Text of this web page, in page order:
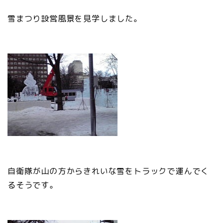
雪まつり設営風景を見学しました。
自衛隊が山の方からきれいな雪をトラックで運んでく
るそうです。